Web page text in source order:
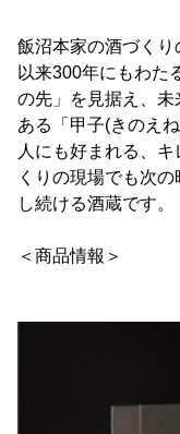
飯沼本家の酒づくり
以来300年にもわた
の先」を見据え、
ある「甲子(きのえ
人にも好まれる、
くりの現場でも次
し続ける酒蔵です。
＜商品情報＞